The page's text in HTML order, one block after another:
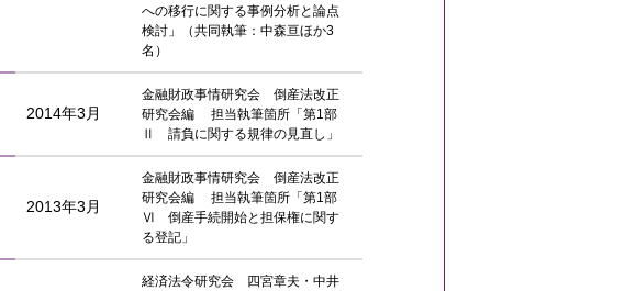
への移行に関する事例分析と論点
検討」（共同執筆：中森亘ほか3
名）
2014年3月
金融財政事情研究会 倒産法改正
研究会編 担当執筆箇所「第1部
Ⅱ 請負に関する規律の見直し」
2013年3月
金融財政事情研究会 倒産法改正
研究会編 担当執筆箇所「第1部
Ⅵ 倒産手続開始と担保権に関す
る登記」
経済法令研究会 四宮章夫・中井